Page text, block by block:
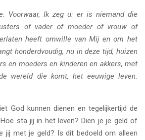
Voorwaar, Ik zeg u: er is niemand die
of vader of moeder of vrouw of
heeft omwille van Mij en om het
honderdvoudig, nu in deze tijd, huizen
en moeders en kinderen en akkers, met
wereld die komt, het eeuwige leven.
God kunnen dienen en tegelijkertijd de
sta jij in het leven? Dien je je geld of
jij met je geld? Is dit bedoeld om alleen